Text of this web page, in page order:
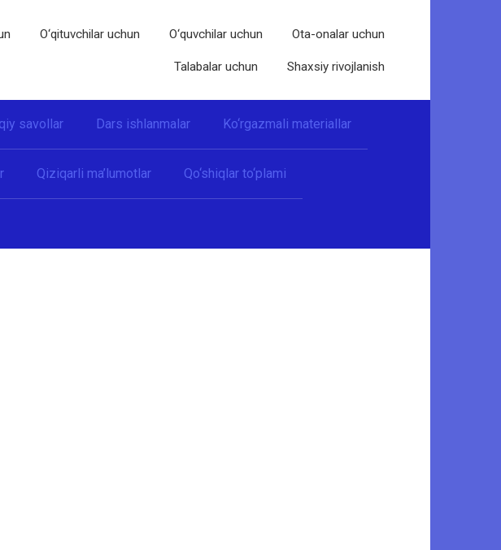
O‘qituvchilar uchun O‘quvchilar uchun Ota-onalar uchun
Talabalar uchun Shaxsiy rivojlanish
savollar Dars ishlanmalar Ko‘rgazmali materiallar
Qiziqarli ma’lumotlar Qo‘shiqlar to‘plami